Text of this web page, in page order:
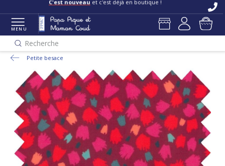
C'est nouveau et c'est déjà en boutique !
MENU
Recherche
Petite besace